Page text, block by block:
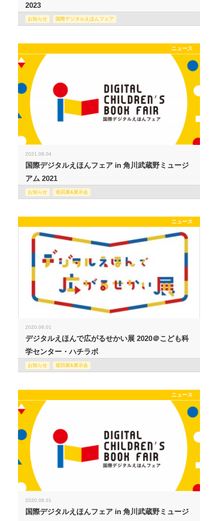
2023
お知らせ 国際デジタルえほんフェア
ニュース
2021.08.04
国際デジタルえほんフェア in 角川武蔵野ミュージ
アム 2021
お知らせ 巡回展&展示会
ニュース
2020.06.01
デジタルえほんで広がるせかい展 2020＠こども科
学センター・ハチラボ
お知らせ 巡回展&展示会
ニュース
2020.08.01
国際デジタルえほんフェア in 角川武蔵野ミュージ